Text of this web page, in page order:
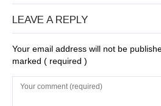
LEAVE A REPLY
Your email address will not be
marked ( required )